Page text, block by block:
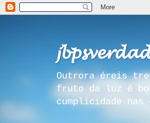
Outrora éreis
fruto da luz é
cumplicidade